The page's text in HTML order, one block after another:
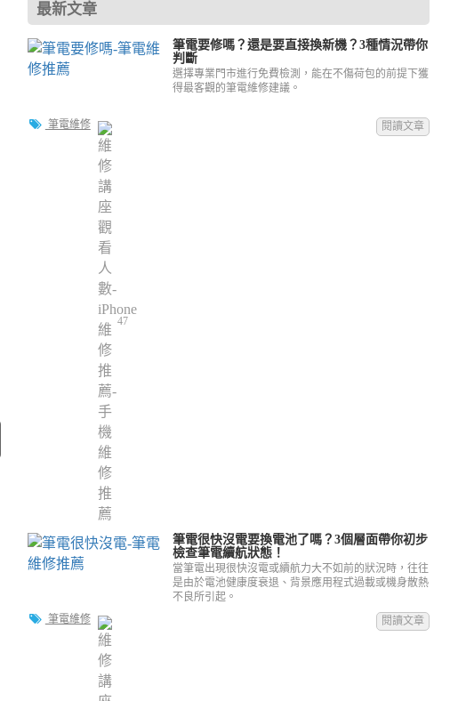
最新文章
筆電要修嗎？還是要直接換新機？3種情況帶你
判斷
選擇專業門市進行免費檢測，能在不傷荷包的前提下獲
得最客觀的筆電維修建議。
筆電維修
47
閱讀文章
筆電很快沒電要換電池了嗎？3個層面帶你初步
檢查筆電續航狀態！
當筆電出現很快沒電或續航力大不如前的狀況時，往往
是由於電池健康度衰退、背景應用程式過載或機身散熱
不良所引起。
筆電維修
閱讀文章